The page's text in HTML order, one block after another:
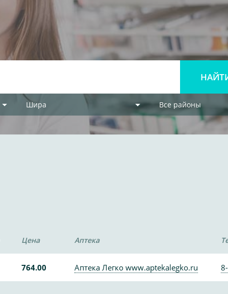
Шира Все районы
Цена Аптека
764.00 Аптека Легко www.aptekalegko.ru